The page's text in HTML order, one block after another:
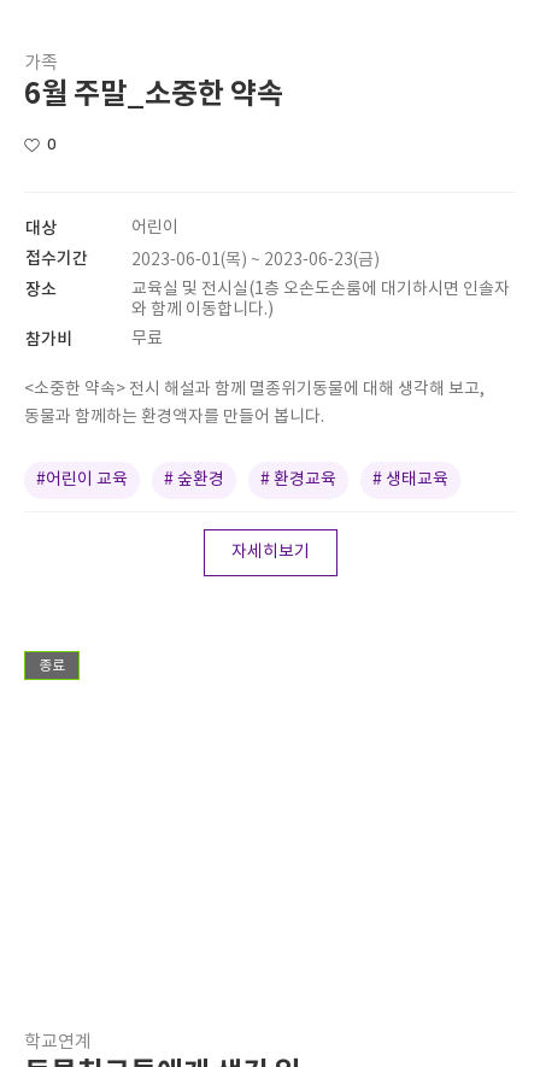
가족
6월 주말_소중한 약속
0
대상 어린이
접수기간 2023-06-01(목) ~ 2023-06-23(금)
장소
교육실 및 전시실(1층 오손도손룸에 대기하시면 인솔자
와 함께 이동합니다.)
참가비 무료
<소중한 약속> 전시 해설과 함께 멸종위기동물에 대해 생각해 보고,
동물과 함께하는 환경액자를 만들어 봅니다.
#어린이 교육 # 숲환경 # 환경교육 # 생태교육
자세히보기
종료
학교연계